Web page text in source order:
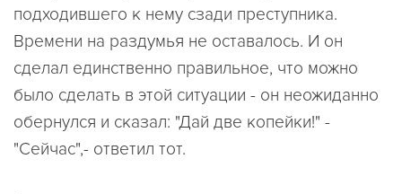
подходившего к нему сзади преступника.
Времени на раздумья не оставалось. И он
сделал единственно правильное, что можно
было сделать в этой ситуации - он неожиданно
обернулся и сказал: "Дай две копейки!" -
"Сейчас",- ответил тот.